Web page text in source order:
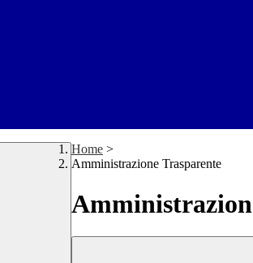
Home >
Amministrazione Trasparente